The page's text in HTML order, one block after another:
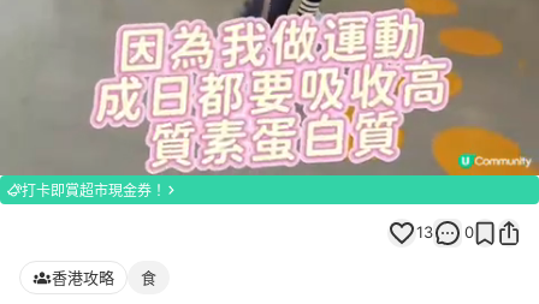
Loaded:
100.00%
Unmute
打卡即賞超市現金券！
13 0
香港攻略 食